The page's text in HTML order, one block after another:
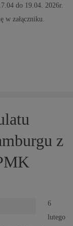
do 19.04. 2026r.
w załączniku.
z
6
lutego